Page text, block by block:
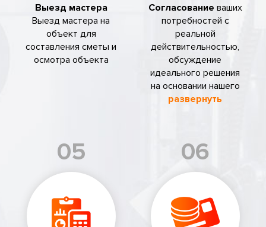
Выезд мастера
Выезд мастера на
объект для
составления сметы и
осмотра объекта
Согласование ваших
потребностей с
реальной
действительностью,
обсуждение
идеального решения
на основании нашего
развернуть
05 06